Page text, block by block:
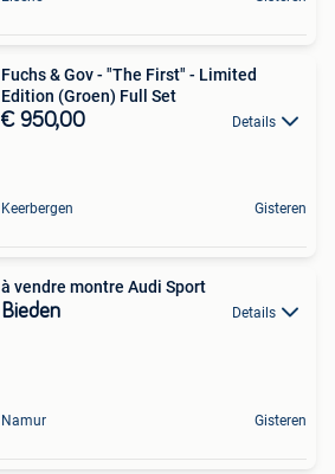
Fuchs & Gov - "The First" - Limited
Edition (Groen) Full Set
€ 950,00 Details
Keerbergen Gisteren
à vendre montre Audi Sport
Bieden Details
Namur Gisteren